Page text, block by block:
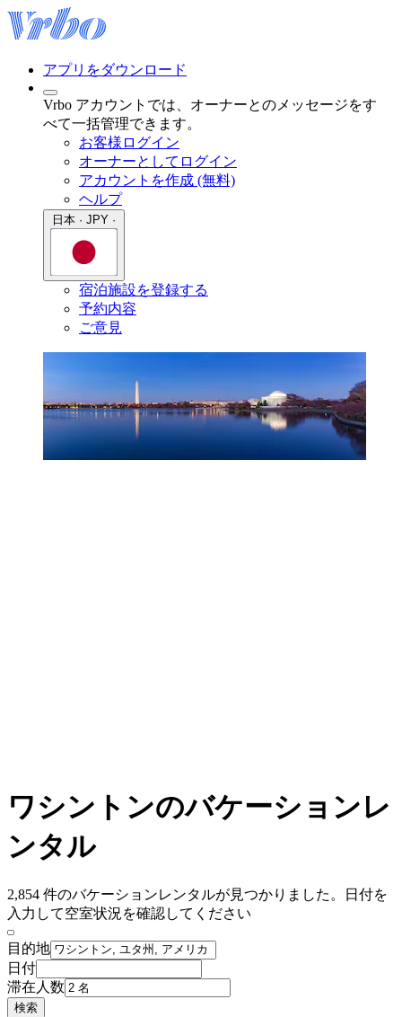
アプリをダウンロード
Vrbo アカウントでは、オーナーとのメッセージをす
べて一括管理できます。
お客様ログイン
オーナーとしてログイン
アカウントを作成 (無料)
ヘルプ
宿泊施設を登録する
予約内容
ご意見
ワシントンのバケーションレ
ンタル
2,854 件のバケーションレンタルが見つかりました。日付を
入力して空室状況を確認してください
目的地
日付
滞在人数
検索